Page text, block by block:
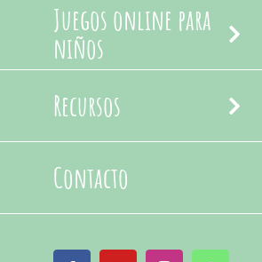
Juegos online para
niños
Recursos
Contacto